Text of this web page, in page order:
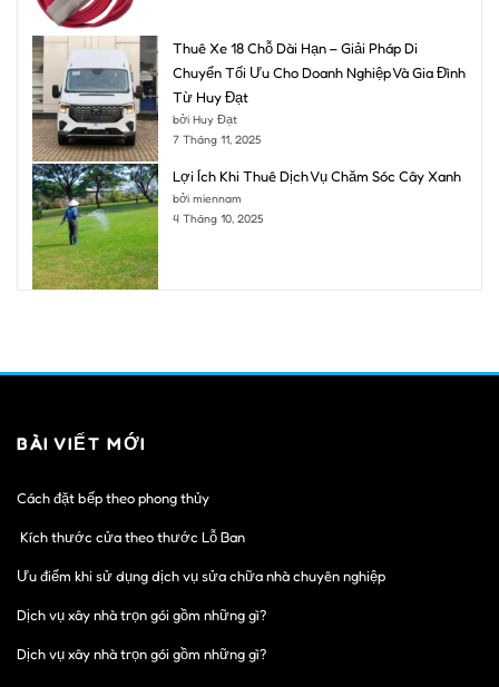
Thuê Xe 18 Chỗ Dài Hạn – Giải Pháp Di
Chuyển Tối Ưu Cho Doanh Nghiệp Và Gia Đình
Từ Huy Đạt
bởi Huy Đạt
7 Tháng 11, 2025
Lợi Ích Khi Thuê Dịch Vụ Chăm Sóc Cây Xanh
bởi miennam
4 Tháng 10, 2025
BÀI VIẾT MỚI
Cách đặt bếp theo phong thủy
Kích thước cửa theo thước Lỗ Ban
Ưu điểm khi sử dụng dịch vụ sửa chữa nhà chuyên nghiệp
Dịch vụ xây nhà trọn gói gồm những gì?
Dịch vụ xây nhà trọn gói gồm những gì?